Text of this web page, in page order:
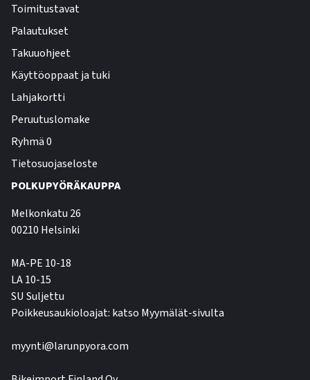
Toimitustavat
Palautukset
Takuuohjeet
Käyttöoppaat ja tuki
Lahjakortti
Peruutuslomake
Ryhmä 0
Tietosuojaseloste
POLKUPYÖRÄKAUPPA
Melkonkatu 26
00210 Helsinki
MA-PE 10-18
LA 10-15
SU Suljettu
Poikkeusaukioloajat: katso Myymälät-sivulta
myynti@larunpyora.com